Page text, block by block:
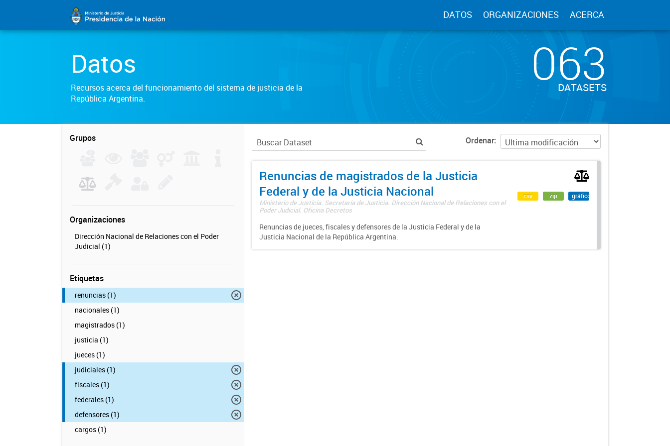
DATOS ORGANIZACIONES ACERCA
Datos
Recursos acerca del funcionamiento del sistema de justicia de la
República Argentina.
063
DATASETS
Grupos
Organizaciones
Dirección Nacional de Relaciones con el Poder
Judicial (1)
Etiquetas
renuncias (1)
nacionales (1)
magistrados (1)
justicia (1)
jueces (1)
judiciales (1)
fiscales (1)
federales (1)
defensores (1)
cargos (1)
Ordenar
Renuncias de magistrados de la Justicia
Federal y de la Justicia Nacional
Ministerio de Justicia. Secretaría de Justicia. Dirección Nacional de Relaciones con el
Poder Judicial. Oficina Decretos
Renuncias de jueces, fiscales y defensores de la Justicia Federal y de la
Justicia Nacional de la República Argentina.
csv zip gráfico